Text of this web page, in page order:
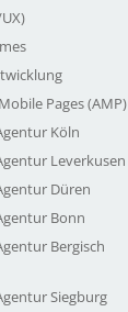
Pages (AMP)
Köln
Leverkusen
Düren
Bonn
Bergisch
Siegburg